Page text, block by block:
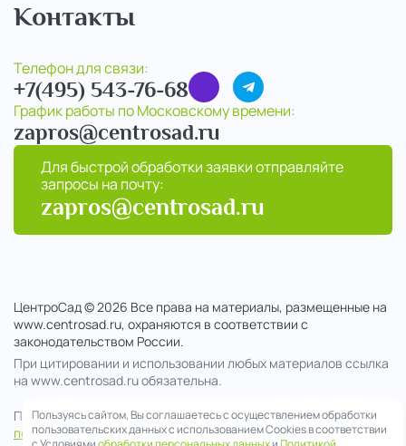
Контакты
Телефон для связи:
+7(495) 543-76-68
График работы по Московскому времени:
zapros@centrosad.ru
Для быстрой обработки заявки отправляйте
запросы на почту:
zapros@centrosad.ru
ЦентроСад © 2026 Все права на материалы, размещенные на
www.centrosad.ru, охраняются в соответствии с
законодательством России.
При цитировании и использовании любых материалов ссылка
на www.centrosad.ru обязательна.
Продолжая посещение сайта , вы соглашаетесь на обработку
персональных данных
Пользуясь сайтом, Вы соглашаетесь с осуществлением обработки
пользовательских данных с использованием Cookies в соответствии